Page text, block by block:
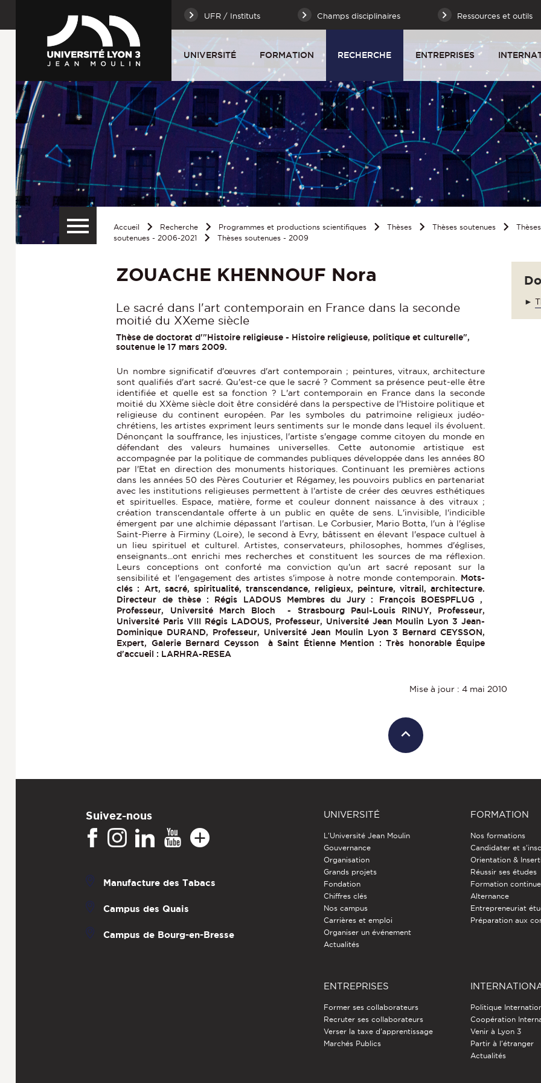
UFR / Instituts Champs disciplinaires Ressources et outils
UNIVERSITÉ FORMATION RECHERCHE ENTREPRISES
Accueil Recherche Programmes et productions scientifiques Thèses Thèses soutenues
Thèses
soutenues - 2006-2021
Thèses soutenues - 2009
ZOUACHE KHENNOUF Nora
Le sacré dans l'art contemporain en France dans la seconde
moitié du XXeme siècle
Thèse de doctorat d'"Histoire religieuse - Histoire religieuse, politique et culturelle",
soutenue le 17 mars 2009.
Un nombre significatif d'œuvres d'art contemporain ; peintures, vitraux, architecture
sont qualifiés d'art sacré. Qu'est-ce que le sacré ? Comment sa présence peut-elle être
identifiée et quelle est sa fonction ? L'art contemporain en France dans la seconde
moitié du XXème siècle doit être considéré dans la perspective de l'Histoire politique et
religieuse du continent européen. Par les symboles du patrimoine religieux judéo-
chrétiens, les artistes expriment leurs sentiments sur le monde dans lequel ils évoluent.
Dénonçant la souffrance, les injustices, l'artiste s'engage comme citoyen du monde en
défendant des valeurs humaines universelles. Cette autonomie artistique est
accompagnée par la politique de commandes publiques développée dans les années 80
par l'Etat en direction des monuments historiques. Continuant les premières actions
dans les années 50 des Pères Couturier et Régamey, les pouvoirs publics en partenariat
avec les institutions religieuses permettent à l'artiste de créer des œuvres esthétiques
et spirituelles. Espace, matière, forme et couleur donnent naissance à des vitraux ;
création transcendantale offerte à un public en quête de sens. L'invisible, l'indicible
émergent par une alchimie dépassant l'artisan. Le Corbusier, Mario Botta, l'un à l'église
Saint-Pierre à Firminy (Loire), le second à Evry, bâtissent en élevant l'espace cultuel à
un lieu spirituel et culturel. Artistes, conservateurs, philosophes, hommes d'églises,
enseignants...ont enrichi mes recherches et constituent les sources de ma réflexion.
Leurs conceptions ont conforté ma conviction qu'un art sacré reposant sur la
sensibilité et l'engagement des artistes s'impose à notre monde contemporain. Mots-
clés : Art, sacré, spiritualité, transcendance, religieux, peinture, vitrail, architecture.
Directeur de thèse : Régis LADOUS Membres du Jury : François BOESPFLUG ,
Professeur, Université March Bloch - Strasbourg Paul-Louis RINUY, Professeur,
Université Paris VIII Régis LADOUS, Professeur, Université Jean Moulin Lyon 3 Jean-
Dominique DURAND, Professeur, Université Jean Moulin Lyon 3 Bernard CEYSSON,
Expert, Galerie Bernard Ceysson à Saint Étienne Mention : Très honorable Équipe
d'accueil : LARHRA-RESEA
►
Mise à jour : 4 mai 2010
Suivez-nous
Manufacture des Tabacs
Campus des Quais
Campus de Bourg-en-Bresse
UNIVERSITÉ
L'Université Jean Moulin
Gouvernance
Organisation
Grands projets
Fondation
Chiffres clés
Nos campus
Carrières et emploi
Organiser un événement
Actualités
FORMATION
Nos formations
Candidater et
Orientation &
Réussir ses études
Formation continue
Alternance
Entrepreneuriat
Préparation aux
ENTREPRISES
Former ses collaborateurs
Recruter ses collaborateurs
Verser la taxe d'apprentissage
Marchés Publics
Politique
Coopération
Venir à Lyon 3
Partir à l'étranger
Actualités